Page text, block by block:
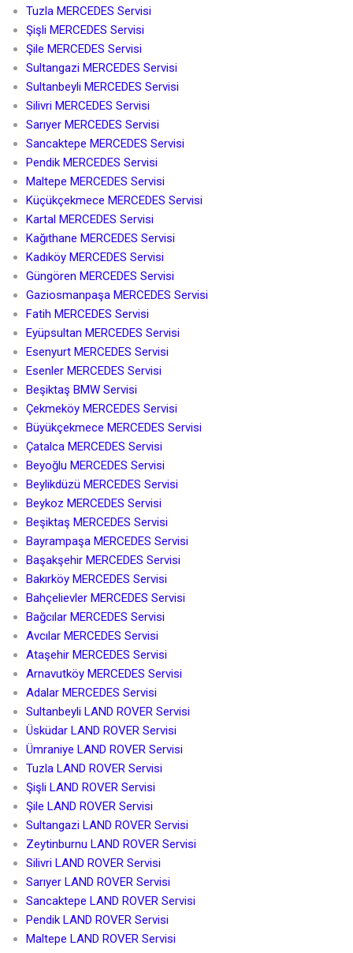
Tuzla MERCEDES Servisi
Şişli MERCEDES Servisi
Şile MERCEDES Servisi
Sultangazi MERCEDES Servisi
Sultanbeyli MERCEDES Servisi
Silivri MERCEDES Servisi
Sarıyer MERCEDES Servisi
Sancaktepe MERCEDES Servisi
Pendik MERCEDES Servisi
Maltepe MERCEDES Servisi
Küçükçekmece MERCEDES Servisi
Kartal MERCEDES Servisi
Kağıthane MERCEDES Servisi
Kadıköy MERCEDES Servisi
Güngören MERCEDES Servisi
Gaziosmanpaşa MERCEDES Servisi
Fatih MERCEDES Servisi
Eyüpsultan MERCEDES Servisi
Esenyurt MERCEDES Servisi
Esenler MERCEDES Servisi
Beşiktaş BMW Servisi
Çekmeköy MERCEDES Servisi
Büyükçekmece MERCEDES Servisi
Çatalca MERCEDES Servisi
Beyoğlu MERCEDES Servisi
Beylikdüzü MERCEDES Servisi
Beykoz MERCEDES Servisi
Beşiktaş MERCEDES Servisi
Bayrampaşa MERCEDES Servisi
Başakşehir MERCEDES Servisi
Bakırköy MERCEDES Servisi
Bahçelievler MERCEDES Servisi
Bağcılar MERCEDES Servisi
Avcılar MERCEDES Servisi
Ataşehir MERCEDES Servisi
Arnavutköy MERCEDES Servisi
Adalar MERCEDES Servisi
Sultanbeyli LAND ROVER Servisi
Üsküdar LAND ROVER Servisi
Ümraniye LAND ROVER Servisi
Tuzla LAND ROVER Servisi
Şişli LAND ROVER Servisi
Şile LAND ROVER Servisi
Sultangazi LAND ROVER Servisi
Zeytinburnu LAND ROVER Servisi
Silivri LAND ROVER Servisi
Sarıyer LAND ROVER Servisi
Sancaktepe LAND ROVER Servisi
Pendik LAND ROVER Servisi
Maltepe LAND ROVER Servisi